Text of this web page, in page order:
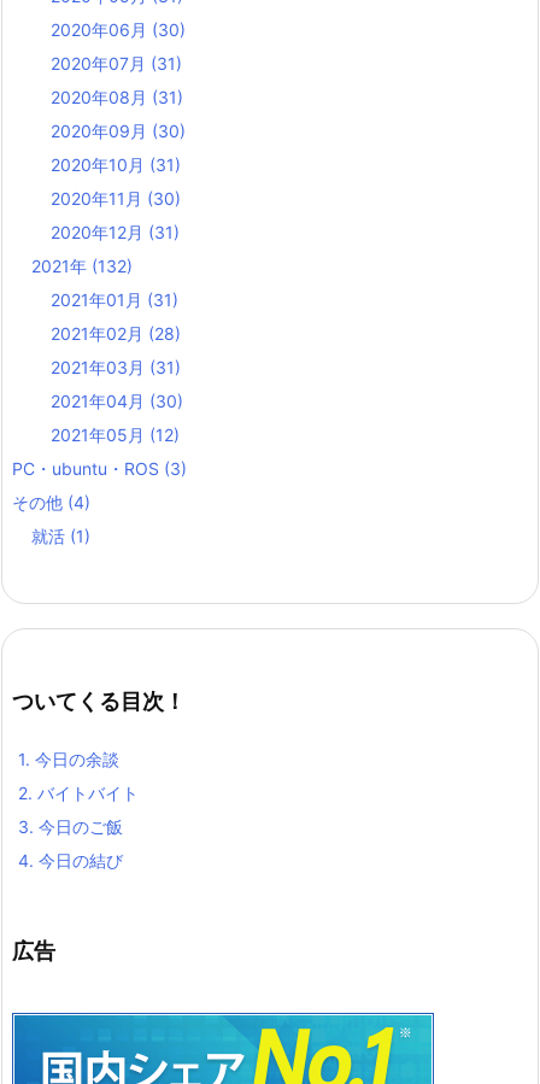
2020年06月 (30)
2020年07月 (31)
2020年08月 (31)
2020年09月 (30)
2020年10月 (31)
2020年11月 (30)
2020年12月 (31)
2021年 (132)
2021年01月 (31)
2021年02月 (28)
2021年03月 (31)
2021年04月 (30)
2021年05月 (12)
PC・ubuntu・ROS (3)
その他 (4)
就活 (1)
ついてくる目次！
1. 今日の余談
2. バイトバイト
3. 今日のご飯
4. 今日の結び
広告